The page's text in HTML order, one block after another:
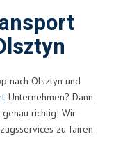
nach Olsztyn und
-Unternehmen? Dann
richtig! Wir
zu fairen